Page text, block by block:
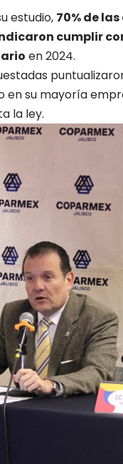
estudio, 70% de
cumplir
en 2024.
en su mayoría
la ley.